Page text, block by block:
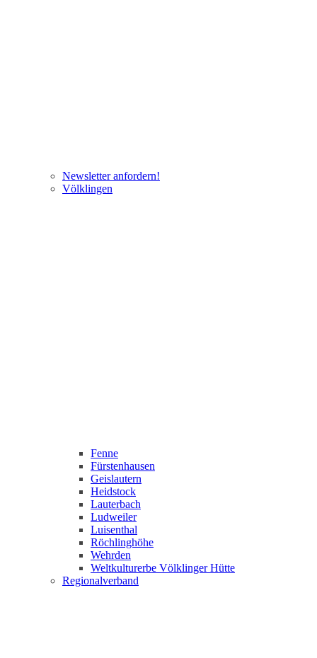
Newsletter anfordern!
Völklingen
Fenne
Fürstenhausen
Geislautern
Heidstock
Lauterbach
Ludweiler
Luisenthal
Röchlinghöhe
Wehrden
Weltkulturerbe Völklinger Hütte
Regionalverband